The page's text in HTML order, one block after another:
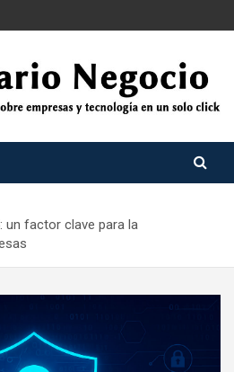
un factor clave para la